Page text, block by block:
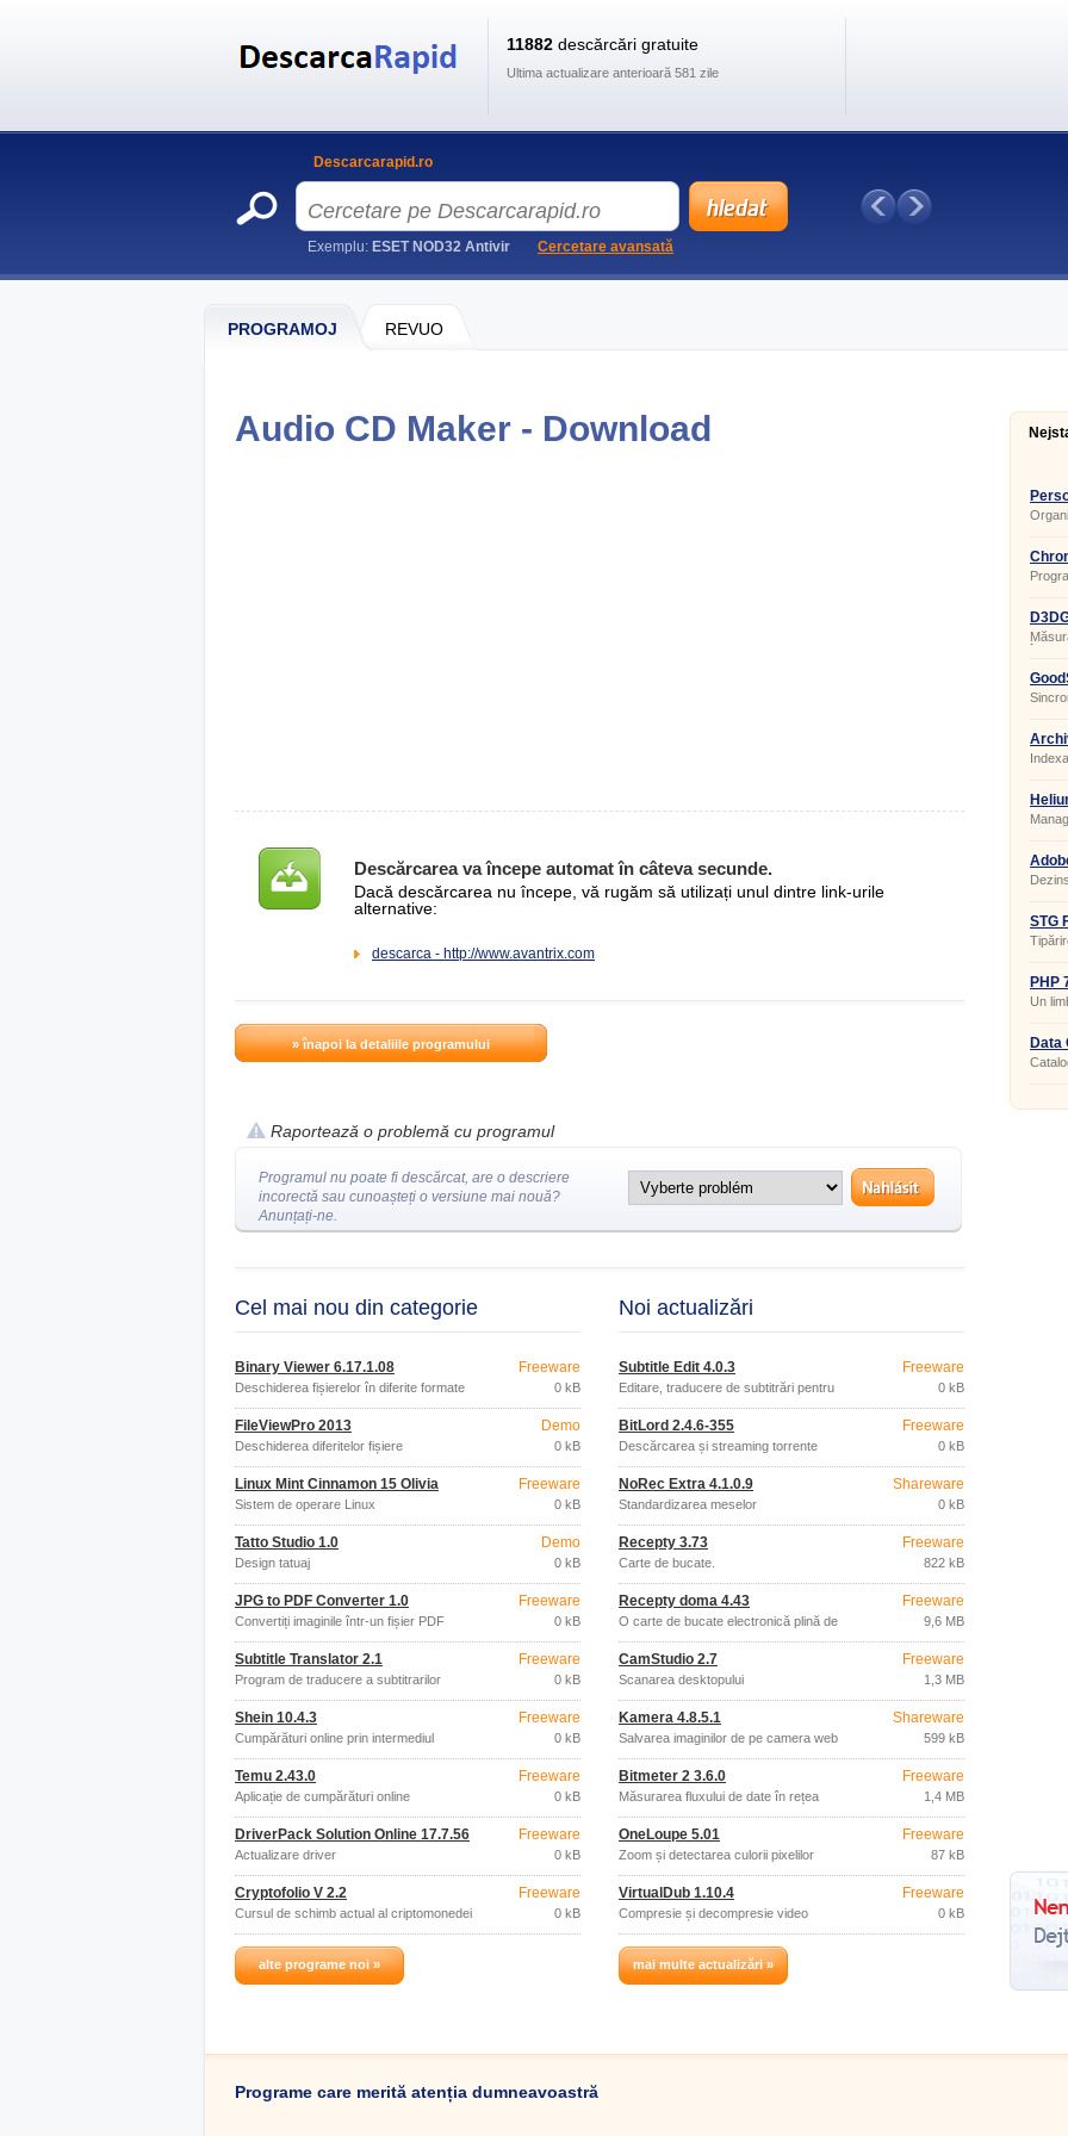
PROGRAMOJ REVUO
Audio CD Maker - Download
Descărcarea va începe automat în câteva secunde.
Dacă descărcarea nu începe, vă rugăm să utilizați unul dintre link-urile
alternative:
descarca - http://www.avantrix.com
» înapoi la detaliile programului
Raportează o problemă cu programul
Programul nu poate fi descărcat, are o descriere
incorectă sau cunoașteți o versiune mai nouă?
Anunțați-ne.
Cel mai nou din categorie
Binary Viewer 6.17.1.08
Deschiderea fișierelor în diferite formate
Freeware
0 kB
FileViewPro 2013
Deschiderea diferitelor fișiere
Demo
0 kB
Linux Mint Cinnamon 15 Olivia
Sistem de operare Linux
Freeware
0 kB
Tatto Studio 1.0
Design tatuaj
Demo
0 kB
JPG to PDF Converter 1.0
Convertiți imaginile într-un fișier PDF
Freeware
0 kB
Subtitle Translator 2.1
Program de traducere a subtitrarilor
Freeware
0 kB
Shein 10.4.3
Cumpărături online prin intermediul
Freeware
0 kB
Temu 2.43.0
Aplicație de cumpărături online
Freeware
0 kB
DriverPack Solution Online 17.7.56
Actualizare driver
Freeware
0 kB
Cryptofolio V 2.2
Cursul de schimb actual al criptomonedei
Freeware
0 kB
alte programe noi »
Noi actualizări
Subtitle Edit 4.0.3
Editare, traducere de subtitrări pentru
Freeware
0 kB
BitLord 2.4.6-355
Descărcarea și streaming torrente
Freeware
0 kB
NoRec Extra 4.1.0.9
Standardizarea meselor
Shareware
0 kB
Recepty 3.73
Carte de bucate.
Freeware
822 kB
Recepty doma 4.43
O carte de bucate electronică plină de
Freeware
9,6 MB
CamStudio 2.7
Scanarea desktopului
Freeware
1,3 MB
Kamera 4.8.5.1
Salvarea imaginilor de pe camera web
Shareware
599 kB
Bitmeter 2 3.6.0
Măsurarea fluxului de date în rețea
Freeware
1,4 MB
OneLoupe 5.01
Zoom și detectarea culorii pixelilor
Freeware
87 kB
VirtualDub 1.10.4
Compresie și decompresie video
Freeware
0 kB
mai multe actualizări »
în
STG
PHP
Un
Data
Programe care merită atenția dumneavoastră
11882 descărcări gratuite
Ultima actualizare anterioară 581 zile
Descarcarapid.ro
Exemplu: ESET NOD32 Antivir Cercetare avansată